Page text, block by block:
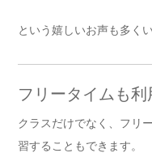
という嬉しいお声も多く
フリータイムも利
クラスだけでなく、フリ
習することもできます。